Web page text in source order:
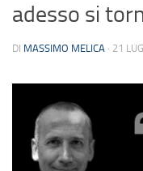
adesso si
DI MASSIMO MELICA · 21